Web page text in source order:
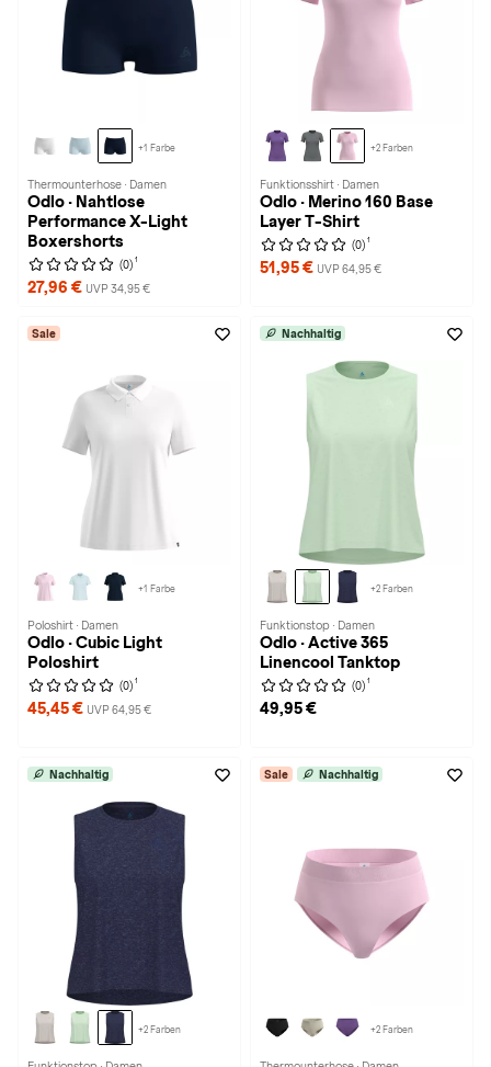
+1 Farbe
Thermounterhose · Damen
Odlo · Nahtlose
Performance X-Light
Boxershorts
(0) 1
27,96 € UVP 34,95 €
+2 Farben
Funktionsshirt · Damen
Odlo · Merino 160 Base
Layer T-Shirt
(0) 1
51,95 € UVP 64,95 €
Sale
+1 Farbe
Poloshirt · Damen
Odlo · Cubic Light
Poloshirt
(0) 1
45,45 € UVP 64,95 €
Nachhaltig
+2 Farben
Funktionstop · Damen
Odlo · Active 365
Linencool Tanktop
(0) 1
49,95 €
Nachhaltig
+2 Farben
Sale Nachhaltig
+2 Farben